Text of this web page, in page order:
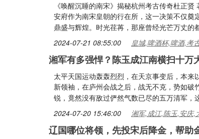
《唤醒沉睡的南宋》揭秘杭州考古传奇杜正
安府作为南宋皇朝的行在所，这一决策不仅
鼎盛与辉煌。时光荏苒，那座曾经光芒万丈的
2024-07-21 08:55:00 皇城,啤酒杯,啤酒,考
湘军有多强悍？陈玉成江南横扫十万
太平天国运动轰轰烈烈，在天京事变后，本
新领袖，在庐州会战之后，战无不克，势如
锐，竟然没有敌过俨然气数已尽的五万清军，
2024-07-20 15:46:00 湘军,成江,陈玉,安庆,
辽国哪位将领，先投宋后降金，帮助